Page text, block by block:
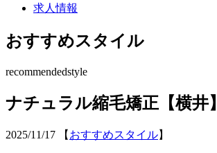
求人情報
おすすめスタイル
recommendedstyle
ナチュラル縮毛矯正【横井】
2025/11/17 【 おすすめスタイル】